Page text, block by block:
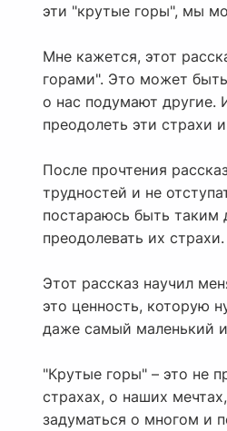
эти "крутые горы", мы
Мне кажется, этот
горами". Это может
о нас подумают другие.
преодолеть эти страхи
После прочтения
трудностей и не
постараюсь быть таким
преодолевать их страхи.
Этот рассказ научил
это ценность, которую
даже самый маленький
"Крутые горы" – это не
страхах, о наших
задуматься о многом и